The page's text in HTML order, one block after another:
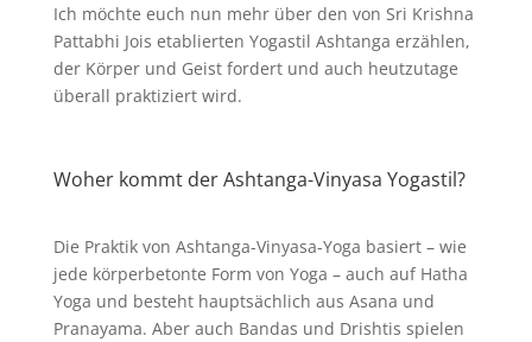
Ich möchte euch nun mehr über den von Sri Krishna
Pattabhi Jois etablierten Yogastil Ashtanga erzählen,
der Körper und Geist fordert und auch heutzutage
überall praktiziert wird.
Woher kommt der Ashtanga-Vinyasa Yogastil?
Die Praktik von Ashtanga-Vinyasa-Yoga basiert – wie
jede körperbetonte Form von Yoga – auch auf Hatha
Yoga und besteht hauptsächlich aus Asana und
Pranayama. Aber auch Bandas und Drishtis spielen